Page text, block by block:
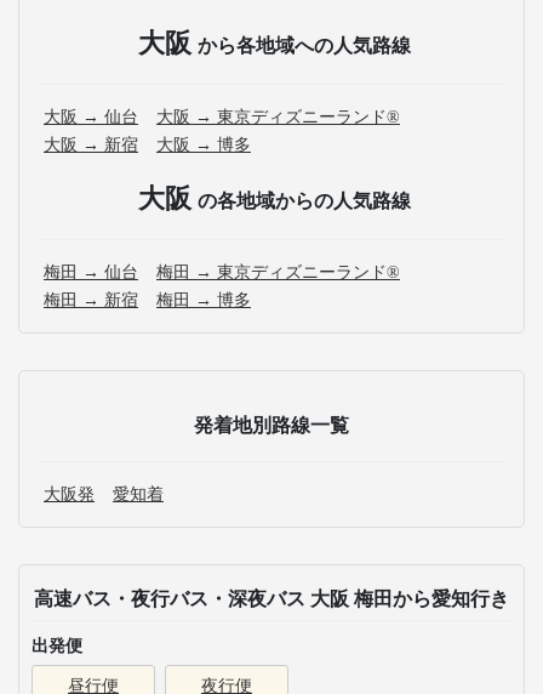
大阪 から各地域への人気路線
大阪 → 仙台
大阪 → 東京ディズニーランド®
大阪 → 新宿
大阪 → 博多
大阪 の各地域からの人気路線
梅田 → 仙台
梅田 → 東京ディズニーランド®
梅田 → 新宿
梅田 → 博多
発着地別路線一覧
大阪発 愛知着
高速バス・夜行バス・深夜バス 大阪 梅田から愛知行き
出発便
昼行便 夜行便